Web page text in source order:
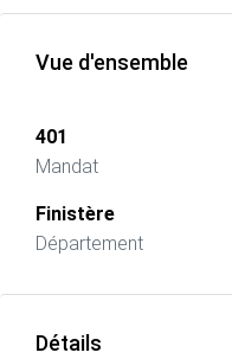
Vue d'ensemble
401
Mandat
Finistère
Département
Détails